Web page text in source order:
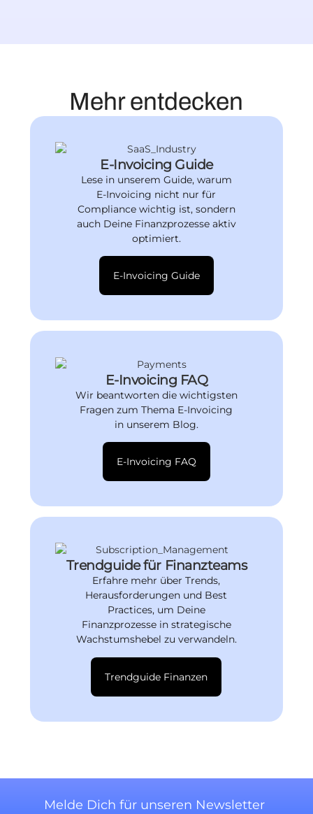
Mehr entdecken
E-Invoicing Guide
Lese in unserem Guide, warum
E-Invoicing nicht nur für
Compliance wichtig ist, sondern
auch Deine Finanzprozesse aktiv
optimiert.
E-Invoicing Guide
E-Invoicing FAQ
Wir beantworten die wichtigsten
Fragen zum Thema E-Invoicing
in unserem Blog.
E-Invoicing FAQ
Trendguide für Finanzteams
Erfahre mehr über Trends,
Herausforderungen und Best
Practices, um Deine
Finanzprozesse in strategische
Wachstumshebel zu verwandeln.
Trendguide Finanzen
Melde Dich für unseren Newsletter